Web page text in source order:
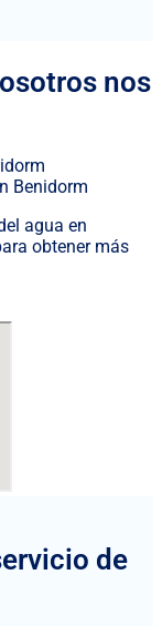
nos
Benidorm
agua en
obtener más
de